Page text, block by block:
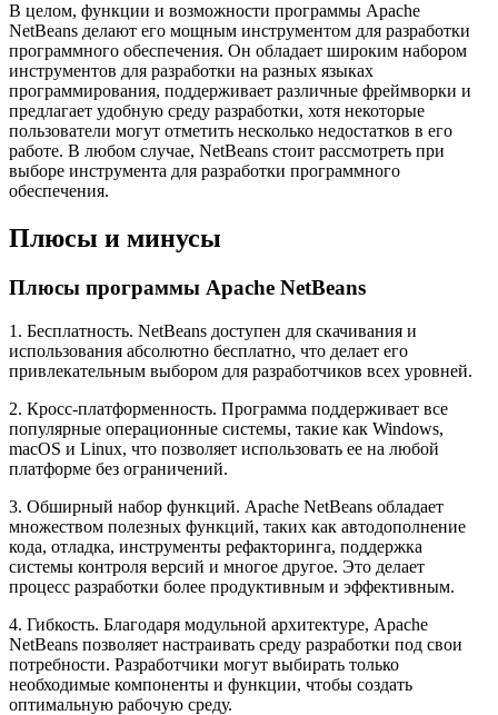
В целом, функции и возможности программы Apache
NetBeans делают его мощным инструментом для разработки
программного обеспечения. Он обладает широким набором
инструментов для разработки на разных языках
программирования, поддерживает различные фреймворки и
предлагает удобную среду разработки, хотя некоторые
пользователи могут отметить несколько недостатков в его
работе. В любом случае, NetBeans стоит рассмотреть при
выборе инструмента для разработки программного
обеспечения.
Плюсы и минусы
Плюсы программы Apache NetBeans
1. Бесплатность. NetBeans доступен для скачивания и
использования абсолютно бесплатно, что делает его
привлекательным выбором для разработчиков всех уровней.
2. Кросс-платформенность. Программа поддерживает все
популярные операционные системы, такие как Windows,
macOS и Linux, что позволяет использовать ее на любой
платформе без ограничений.
3. Обширный набор функций. Apache NetBeans обладает
множеством полезных функций, таких как автодополнение
кода, отладка, инструменты рефакторинга, поддержка
системы контроля версий и многое другое. Это делает
процесс разработки более продуктивным и эффективным.
4. Гибкость. Благодаря модульной архитектуре, Apache
NetBeans позволяет настраивать среду разработки под свои
потребности. Разработчики могут выбирать только
необходимые компоненты и функции, чтобы создать
оптимальную рабочую среду.